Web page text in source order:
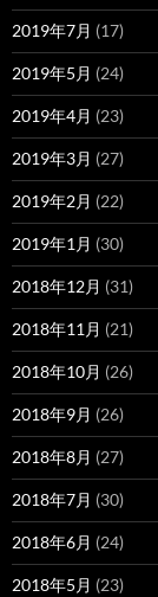
2019年7月 (17)
2019年5月 (24)
2019年4月 (23)
2019年3月 (27)
2019年2月 (22)
2019年1月 (30)
2018年12月 (31)
2018年11月 (21)
2018年10月 (26)
2018年9月 (26)
2018年8月 (27)
2018年7月 (30)
2018年6月 (24)
2018年5月 (23)